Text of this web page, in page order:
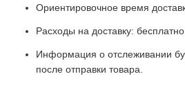
Ориентировочное время
Расходы на доставку: бесплатно
Информация о отслеживании
после отправки товара.